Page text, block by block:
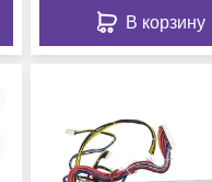
В корзину